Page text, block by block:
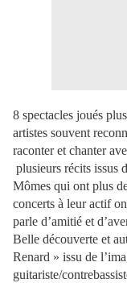
8 spectacles joués
artistes souvent
raconter et chanter
plusieurs récits issus
Mômes qui ont plus
concerts à leur actif
parle d’amitié et
Belle découverte et
Renard » issu de
guitariste/